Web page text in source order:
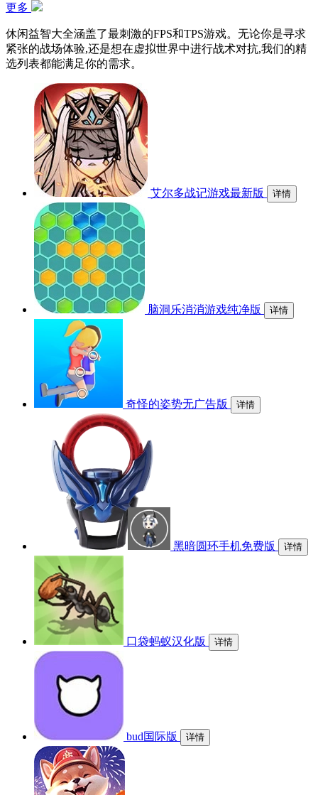
更多
休闲益智大全涵盖了最刺激的FPS和TPS游戏。无论你是寻求
紧张的战场体验,还是想在虚拟世界中进行战术对抗,我们的精
选列表都能满足你的需求。
艾尔多战记游戏最新版 详情
脑洞乐消消游戏纯净版 详情
奇怪的姿势无广告版 详情
黑暗圆环手机免费版 详情
口袋蚂蚁汉化版 详情
bud国际版 详情